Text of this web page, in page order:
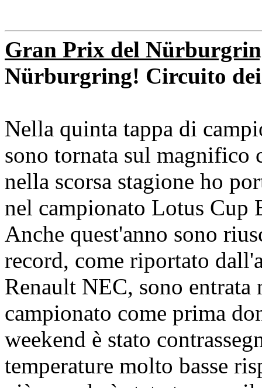
Gran Prix del
Nürburgring! Circuito
Nella quinta tappa di
sono tornata sul
nella scorsa stagione ho
nel campionato Lotus Cup
Anche quest'anno sono
record, come riportato
Renault NEC, sono
campionato come prima
weekend è stato
temperature molto basse